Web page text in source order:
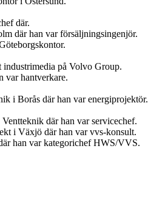
där.
där han var försäljningsingenjör.
på Volvo Group.
var hantverkare.
i Borås där han var energiprojektör.
där han var servicechef.
i Växjö där han var vvs-konsult.
han var kategorichef HWS/VVS.